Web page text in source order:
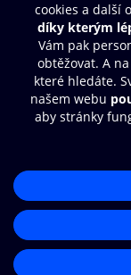
Moje O2 Knihovna
Další zábava
© O2 Czech
Přístupnost
Zásady
Nastavení cookies